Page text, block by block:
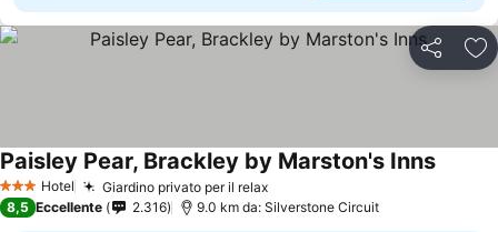
Condividi
3 StelleHotel Giardino privato per il relax
Paisley Pear, Brackley by Marston's Inns
8,5 Eccellente 2.316 9.0 km da: Silverstone Circuit